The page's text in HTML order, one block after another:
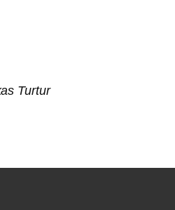
Turtur